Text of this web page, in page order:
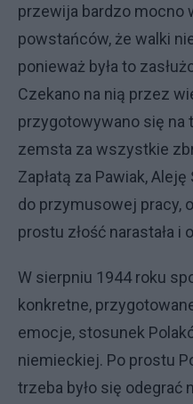
przewija bardzo mocno
powstańców, że walki
ponieważ była to
Czekano na nią przez
przygotowywano się na
zemsta za wszystkie
Zapłatą za Pawiak,
do przymusowej pracy,
prostu złość narastała i
W sierpniu 1944 roku
konkretne,
emocje, stosunek
niemieckiej. Po prostu
trzeba było się odegrać